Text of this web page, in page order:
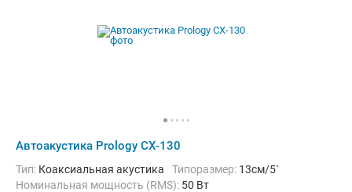
Автоакустика Prology CX-130
тип: Коаксиальная акустика Типоразмер: 13см/5`
Номинальная мощность (RMS): 50 Вт